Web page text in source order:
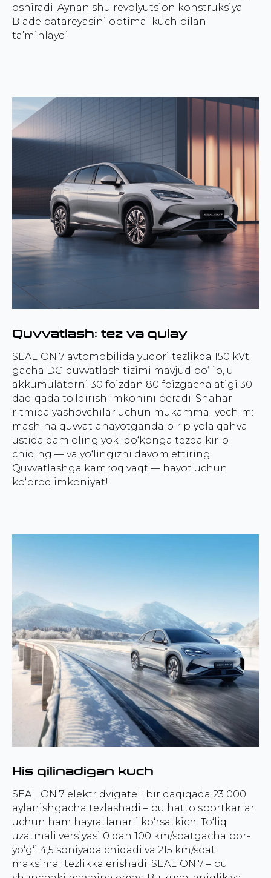
oshiradi. Aynan shu revolyutsion konstruksiya
Blade batareyasini optimal kuch bilan
ta’minlaydi
Quvvatlash: tez va qulay
SEALION 7 avtomobilida yuqori tezlikda 150 kVt
gacha DC-quvvatlash tizimi mavjud bo‘lib, u
akkumulatorni 30 foizdan 80 foizgacha atigi 30
daqiqada to‘ldirish imkonini beradi. Shahar
ritmida yashovchilar uchun mukammal yechim:
mashina quvvatlanayotganda bir piyola qahva
ustida dam oling yoki do‘konga tezda kirib
chiqing — va yo‘lingizni davom ettiring.
Quvvatlashga kamroq vaqt — hayot uchun
ko‘proq imkoniyat!
His qilinadigan kuch
SEALION 7 elektr dvigateli bir daqiqada 23 000
aylanishgacha tezlashadi – bu hatto sportkarlar
uchun ham hayratlanarli ko‘rsatkich. To‘liq
uzatmali versiyasi 0 dan 100 km/soatgacha bor-
yo‘g‘i 4,5 soniyada chiqadi va 215 km/soat
maksimal tezlikka erishadi. SEALION 7 – bu